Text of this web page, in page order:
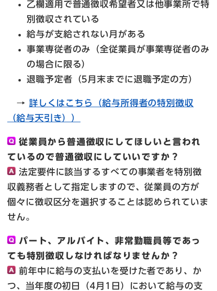
乙欄適用で普通徴収希望者又は他事業所で特
別徴収されている
給与が支給されない月がある
事業専従者のみ（全従業員が事業専従者のみ
の場合に限る）
退職予定者（5月末までに退職予定の方）
→ 詳しくはこちら（給与所得者の特別徴収
（給与天引き））
従業員から普通徴収にしてほしいと言われ
ているので普通徴収にしていいですか？
法定要件に該当するすべての事業者を特別徴
収義務者として指定しますので、従業員の方が
個々に徴収区分を選択することは認められていま
せん。
パート、アルバイト、非常勤職員等であっ
ても特別徴収しなければなりませんか？
前年中に給与の支払いを受けた者であり、か
つ、当年度の初日（4月1日）において給与の支